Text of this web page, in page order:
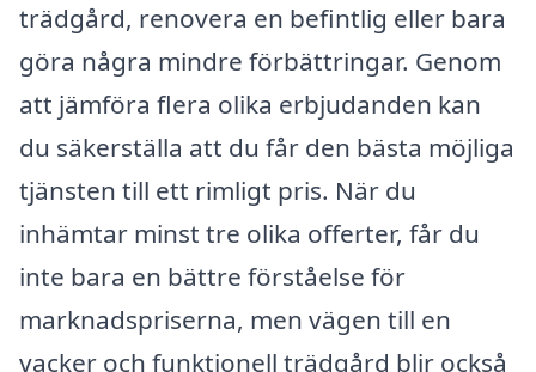
trädgård, renovera en befintlig eller bara
göra några mindre förbättringar. Genom
att jämföra flera olika erbjudanden kan
du säkerställa att du får den bästa möjliga
tjänsten till ett rimligt pris. När du
inhämtar minst tre olika offerter, får du
inte bara en bättre förståelse för
marknadspriserna, men vägen till en
vacker och funktionell trädgård blir också